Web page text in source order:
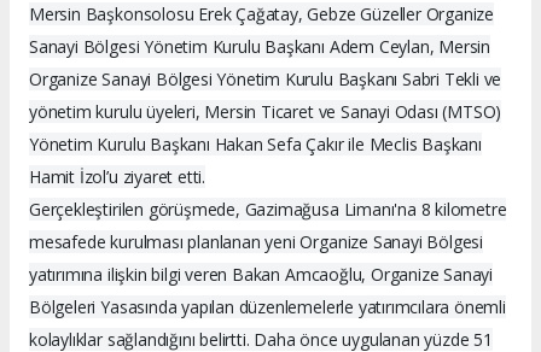
Mersin Başkonsolosu Erek Çağatay, Gebze Güzeller Organize
Sanayi Bölgesi Yönetim Kurulu Başkanı Adem Ceylan, Mersin
Organize Sanayi Bölgesi Yönetim Kurulu Başkanı Sabri Tekli ve
yönetim kurulu üyeleri, Mersin Ticaret ve Sanayi Odası (MTSO)
Yönetim Kurulu Başkanı Hakan Sefa Çakır ile Meclis Başkanı
Hamit İzol’u ziyaret etti.
Gerçekleştirilen görüşmede, Gazimağusa Limanı'na 8 kilometre
mesafede kurulması planlanan yeni Organize Sanayi Bölgesi
yatırımına ilişkin bilgi veren Bakan Amcaoğlu, Organize Sanayi
Bölgeleri Yasasında yapılan düzenlemelerle yatırımcılara önemli
kolaylıklar sağlandığını belirtti. Daha önce uygulanan yüzde 51